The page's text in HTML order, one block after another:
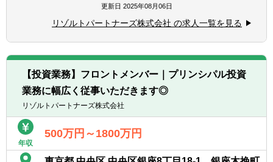
を見据えて業務経験を幅広く積みたい方も歓
迎）
■会計や財務領域でキャリアを積みたい方
■当事者意識を持ち、業務の枠に囚われず能
動的に行動できる方
■常にクライアントにとってのベストを考え
行動できる方
心
- バリュエーション（株式価値算定、投資採
算分析、PPA等）
- PMI（M&A後の統合計画策定支援、管理体
制構築支援等）
■IPO支援
- 上場準備関連書類作成支援
- 社内規程の整備支援 等
■内部統制・ガバナンス構築支援
■CFO/管理部長代行支援
※興味があれば、グループ会社にて税務業務
更新日 2025年08月06日
リゾルトパートナーズ株式会社 の求人一覧を見る
【投資業務】フロントメンバー｜プリンシパル投資
業務に幅広く従事いただきます◎
リゾルトパートナーズ株式会社
年収
500万円～1800万円